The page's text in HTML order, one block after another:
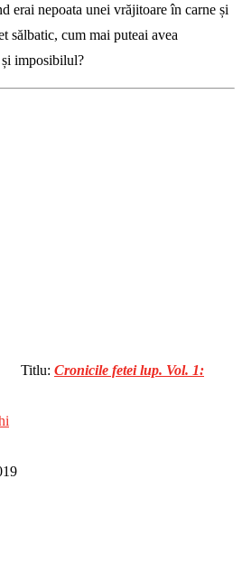
erai nepoata unei vrăjitoare în carne și
sălbatic, cum mai puteai avea
imposibilul?
Titlu: Cronicile fetei lup. Vol. 1: